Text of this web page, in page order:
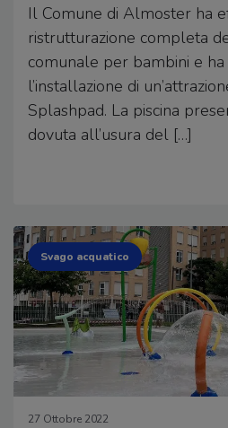
Il Comune di Almoster ha
ristrutturazione completa
comunale per bambini e
l’installazione di
Splashpad. La piscina
dovuta all’usura del […]
Svago acquatico
27 Ottobre 2022